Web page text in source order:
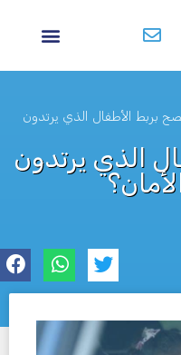
بربط الأطفال الذي يرتدون
الذي يرتدون